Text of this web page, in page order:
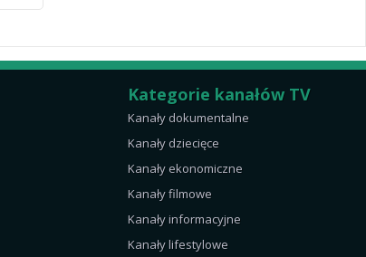
Kategorie kanałów TV
Kanały dokumentalne
Kanały dziecięce
Kanały ekonomiczne
Kanały filmowe
Kanały informacyjne
Kanały lifestylowe